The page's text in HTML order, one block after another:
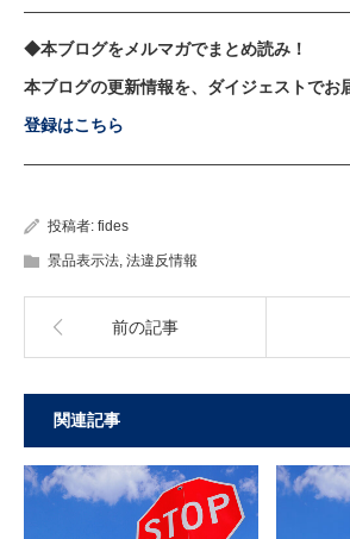
◆本ブログをメルマガでまとめ読み！
本ブログの更新情報を、ダイジェストでお
登録はこちら
投稿者: fides
景品表示法, 法違反情報
前の記事
関連記事